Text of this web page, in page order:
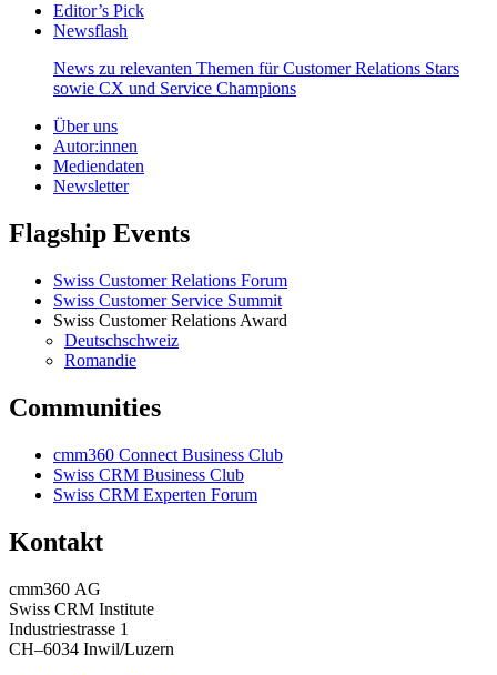
Editor’s Pick
Newsflash
News zu relevanten Themen für Customer Relations Stars
sowie CX und Service Champions
Über uns
Autor:innen
Mediendaten
Newsletter
Flagship Events
Swiss Customer Relations Forum
Swiss Customer Service Summit
Swiss Customer Relations Award
Deutschschweiz
Romandie
Communities
cmm360 Connect Business Club
Swiss CRM Business Club
Swiss CRM Experten Forum
Kontakt
cmm360 AG
Swiss CRM Institute
Industriestrasse 1
CH–6034 Inwil/Luzern